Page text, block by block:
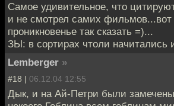
Самое удивительное, что
и не смотрел самих фильмов...вот
проникновенье так сказать =)...
ЗЫ: в сортирах чтоли начитались
Lemberger »
#18 | 06.12.04 12:55
Дык, и на Ай-Петри были замечены